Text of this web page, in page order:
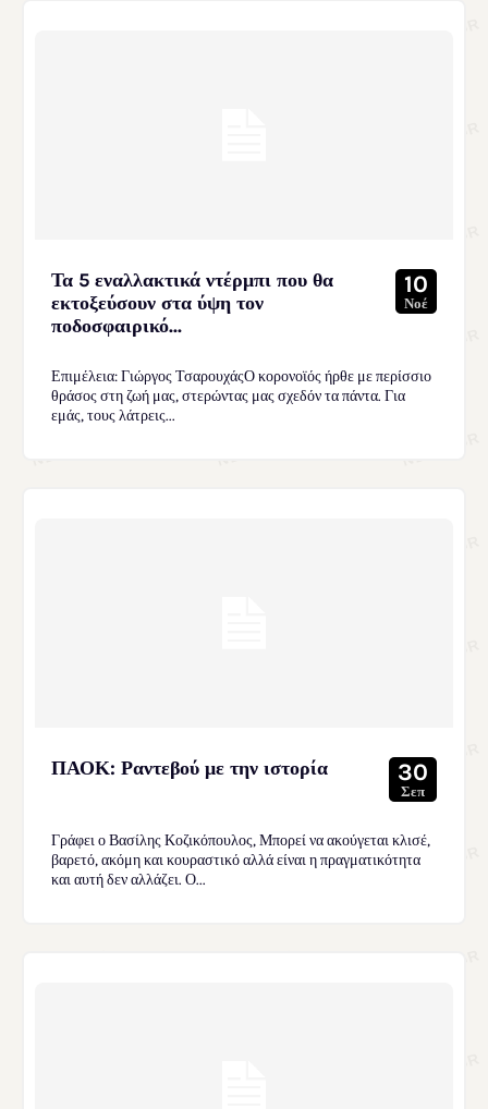
Τα 5 εναλλακτικά ντέρμπι που θα
εκτοξεύσουν στα ύψη τον
ποδοσφαιρικό...
10
Νοέ
Επιμέλεια: Γιώργος ΤσαρουχάςΟ κορονοϊός ήρθε με περίσσιο
θράσος στη ζωή μας, στερώντας μας σχεδόν τα πάντα. Για
εμάς, τους λάτρεις...
ΠΑΟΚ: Ραντεβού με την ιστορία 30
Σεπ
Γράφει ο Βασίλης Κοζικόπουλος, Μπορεί να ακούγεται κλισέ,
βαρετό, ακόμη και κουραστικό αλλά είναι η πραγματικότητα
και αυτή δεν αλλάζει. Ο...